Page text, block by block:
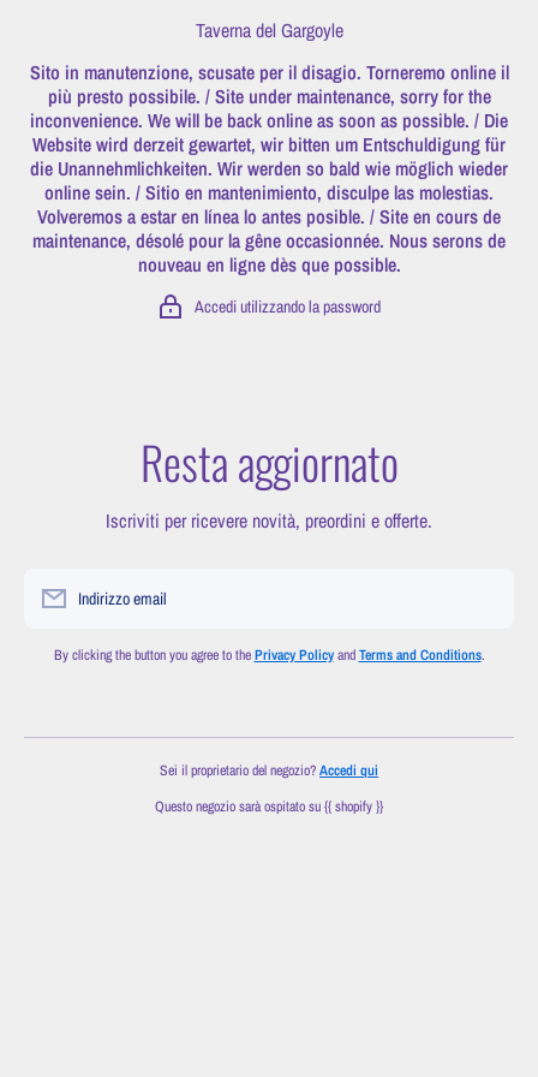
Taverna del Gargoyle
Sito in manutenzione, scusate per il disagio. Torneremo online il
più presto possibile. / Site under maintenance, sorry for the
inconvenience. We will be back online as soon as possible. / Die
Website wird derzeit gewartet, wir bitten um Entschuldigung für
die Unannehmlichkeiten. Wir werden so bald wie möglich wieder
online sein. / Sitio en mantenimiento, disculpe las molestias.
Volveremos a estar en línea lo antes posible. / Site en cours de
maintenance, désolé pour la gêne occasionnée. Nous serons de
nouveau en ligne dès que possible.
Accedi utilizzando la password
Resta aggiornato
Iscriviti per ricevere novità, preordini e offerte.
Indirizzo email
By clicking the button you agree to thePrivacy PolicyandTerms and Conditions.
Sei il proprietario del negozio?Accedi qui
Questo negozio sarà ospitato su {{ shopify }}